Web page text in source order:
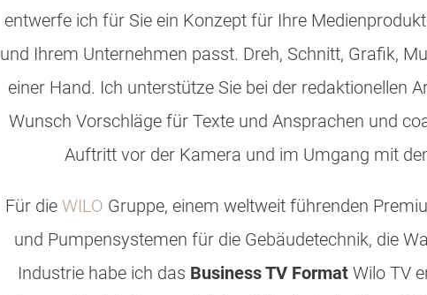
entwerfe ich für Sie ein Konzept für Ihre
und Ihrem Unternehmen passt. Dreh, Schnitt, Grafik,
einer Hand. Ich unterstütze Sie bei der redaktionellen
Wunsch Vorschläge für Texte und Ansprachen und
Auftritt vor der Kamera und im Umgang mit
Für die WILO Gruppe, einem weltweit führenden
und Pumpensystemen für die Gebäudetechnik, die
Industrie habe ich das Business TV Format Wilo TV